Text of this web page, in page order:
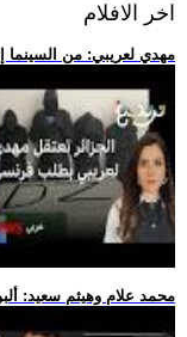
اخر الافلام
.. مهدي لعريبي: من
.. محمد علام وهيثم سعيد: